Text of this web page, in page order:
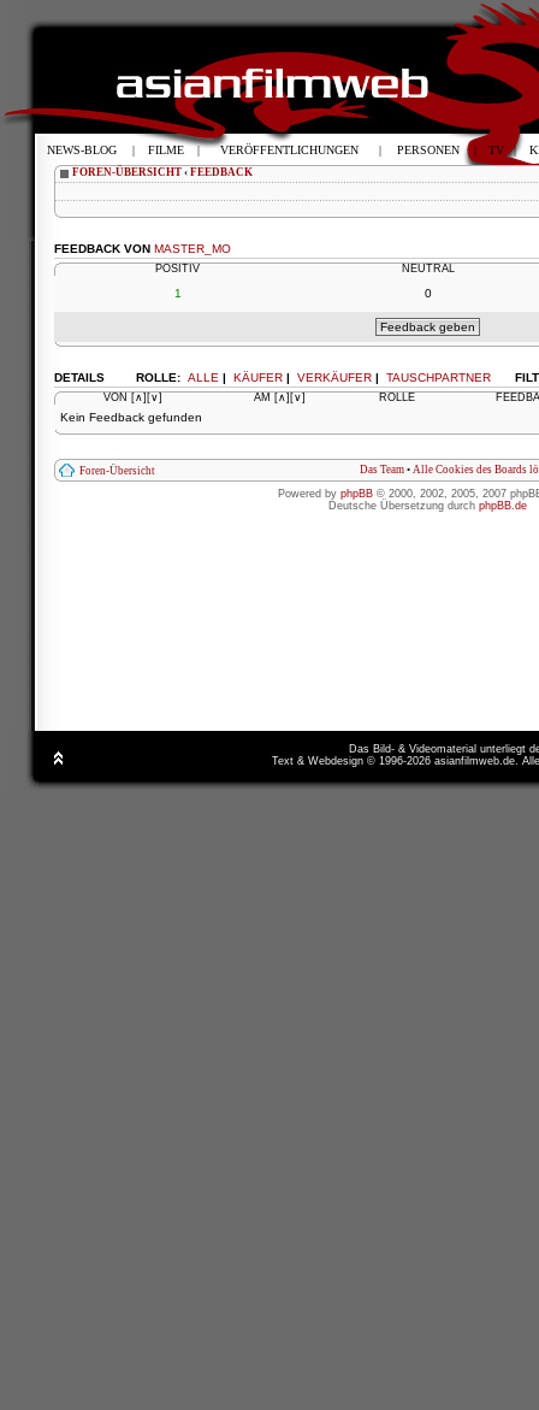
FOREN-ÜBERSICHT ‹ FEEDBACK
FEEDBACK VON MASTER_MO
POSITIV NEUTRAL
1 0
ROLLE: ALLE | KÄUFER | VERKÄUFER | TAUSCHPARTNER
DETAILS
VON [∧] [∨] AM [∧] [∨] ROLLE
Kein Feedback gefunden
Foren-Übersicht Das Team • Alle Cookies des Boards
Powered by phpBB © 2000, 2002, 2005, 2007
Deutsche Übersetzung durch phpBB.de
Das Bild- & Videomaterial unterliegt
Text & Webdesign © 1996-2026 asianfilmweb.de.
NEWS-BLOG | FILME | VERÖFFENTLICHUNGEN | PERSONEN | TV |